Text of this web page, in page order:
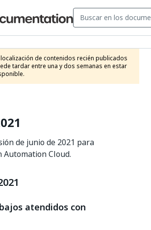
de contenidos recién publicados
tardar entre una y dos semanas en estar
de junio de 2021 para
Cloud.
atendidos con